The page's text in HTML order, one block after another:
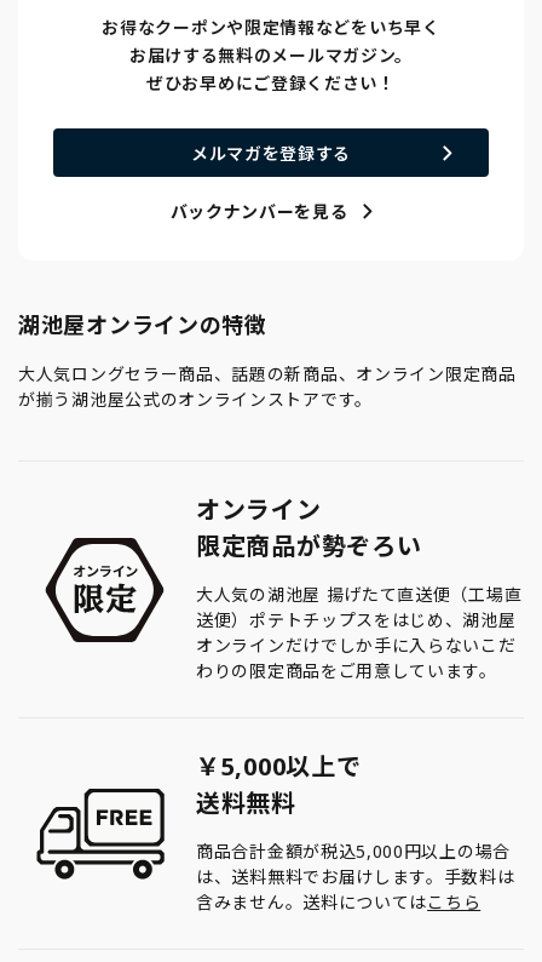
お得なクーポンや限定情報などをいち早く
お届けする無料のメールマガジン。
ぜひお早めにご登録ください！
メルマガを登録する
バックナンバーを見る
湖池屋オンラインの特徴
大人気ロングセラー商品、話題の新商品、オンライン限定商品
が揃う湖池屋公式のオンラインストアです。
オンライン
限定商品が勢ぞろい
大人気の湖池屋 揚げたて直送便（工場直
送便）ポテトチップスをはじめ、湖池屋
オンラインだけでしか手に入らないこだ
わりの限定商品をご用意しています。
￥5,000以上で
送料無料
商品合計金額が税込5,000円以上の場合
は、送料無料でお届けします。手数料は
含みません。送料についてはこちら